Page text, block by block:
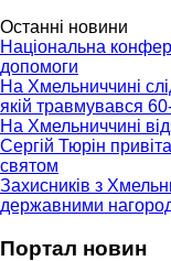
Останні новини
Національна
допомоги
На Хмельниччині
якій травмувався
На Хмельниччині
Сергій Тюрін
святом
Захисників з
державними
Портал новин